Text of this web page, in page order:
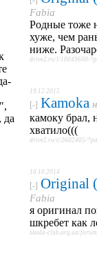
да
Fabia
Родные тоже
хуже, чем
ниже.
drive2.ru/l/10049600/
19.12.2015
[-] Kamoka
камоку брал,
хватило(((
drive2.ru/c/2602405/
10.10.2014
[-] Original
Fabia
я оригинал
шкребет как
skoda-club.org.ua/